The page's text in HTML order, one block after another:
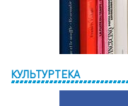
КУЛЬТУРТЕКА